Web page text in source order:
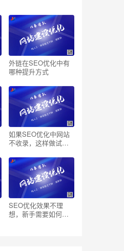
外链在SEO优化中有
哪种提升方式
如果SEO优化中网站
不收录，这样做试试
SEO优化效果不理
想，新手需要如何操